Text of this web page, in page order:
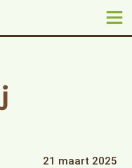
21 maart 2025